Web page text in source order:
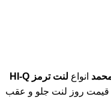
انواع
لنت ترمز HI-Q
قیمت روز لنت جلو و عقب